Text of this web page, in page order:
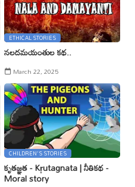
ETHICAL STORIES
నలదమయంతుల కథ..
March 22, 2025
CHILDREN'S STORIES
కృతజ్ఞత - Kr̥utagnata | నీతికథ -
Moral story